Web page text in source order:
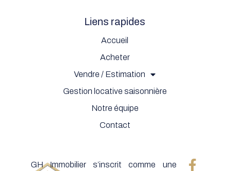
GH Immobilier s’inscrit comme une
Liens rapides
Accueil
Acheter
Vendre / Estimation
Gestion locative saisonnière
Notre équipe
Contact